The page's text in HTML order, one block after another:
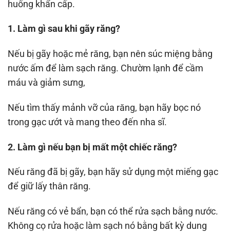
huống khẩn cấp.
1. Làm gì sau khi gãy răng?
Nếu bị gãy hoặc mẻ răng, bạn nên súc miệng bằng
nước ấm để làm sạch răng. Chườm lạnh để cầm
máu và giảm sưng,
Nếu tìm thấy mảnh vỡ của răng, bạn hãy bọc nó
trong gạc ướt và mang theo đến nha sĩ.
2. Làm gì nếu bạn bị mất một chiếc răng?
Nếu răng đã bị gãy, bạn hãy sử dụng một miếng gạc
để giữ lấy thân răng.
Nếu răng có vẻ bẩn, bạn có thể rửa sạch bằng nước.
Không cọ rửa hoặc làm sạch nó bằng bất kỳ dung